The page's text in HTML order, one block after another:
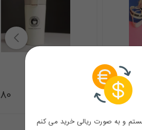
$7.98
و به صورت ریالی خرید می کنم